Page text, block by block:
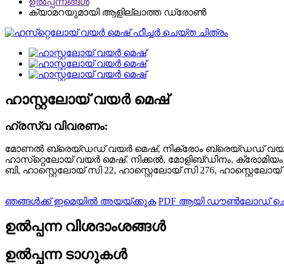
ക്യാമറയുമായി ആളില്ലാത്ത ഡ്രോൺ
ഹാസ്റ്റലോയ് വയർ മെഷ്
ഹ്രസ്വ വിവരണം:
മോണൽ ബ്രെയ്‌ഡഡ് വയർ മെഷ്, നിക്രോം ബ്രെയ്‌ഡഡ്
ഹാസ്‌റ്റെലോയ് വയർ മെഷ്. നിക്കൽ, മോളിബ്ഡിനം,
ബി, ഹാസ്റ്റെലോയ് സി 22, ഹാസ്റ്റെലോയ് സി 276,
ഞങ്ങൾക്ക് ഇമെയിൽ അയയ്ക്കുക PDF ആയി ഡൗൺലോഡ്
ഉൽപ്പന്ന വിശദാംശങ്ങൾ
ഉൽപ്പന്ന ടാഗുകൾ